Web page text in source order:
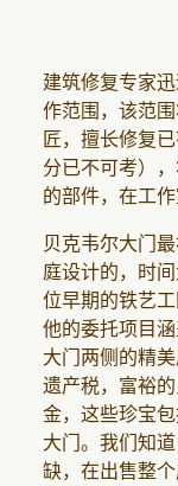
建筑修复专家
作范围，该范
匠，擅长修复
分已不可考）
的部件，在工
贝克韦尔大门
庭设计的，时
位早期的铁艺
他的委托项目
大门两侧的精
遗产税，富裕
金，这些珍宝
大门。我们知
缺，在出售整